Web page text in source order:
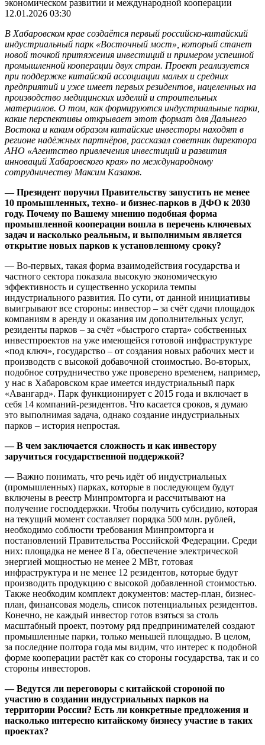
экономическом развитии и международной кооперации
12.01.2026 03:30
В Хабаровском крае создаётся первый российско-китайский
индустриальный парк «Восточный мост», который станет
новой точкой притяжения инвестиций и примером успешной
промышленной кооперации двух стран. Проект реализуется
при поддержке китайской ассоциации малых и средних
предприятий и уже имеет первых резидентов, нацеленных на
производство медицинских изделий и строительных
материалов. О том, как формируются индустриальные парки,
какие перспективы открывает этот формат для Дальнего
Востока и каким образом китайские инвесторы находят в
регионе надёжных партнёров, рассказал советник директора
АНО «Агентство привлечения инвестиций и развития
инноваций Хабаровского края» по международному
сотрудничеству Максим Казаков.
— Президент поручил Правительству запустить не менее
10 промышленных, техно- и бизнес-парков в ДФО к 2030
году. Почему по Вашему мнению подобная форма
промышленной кооперации вошла в перечень ключевых
задач и насколько реальным, и выполнимым является
открытие новых парков к установленному сроку?
— Во-первых, такая форма взаимодействия государства и
частного сектора показала высокую экономическую
эффективность и существенно ускорила темпы
индустриального развития. По сути, от данной инициативы
выигрывают все стороны: инвестор – за счёт сдачи площадок
компаниям в аренду и оказания им дополнительных услуг,
резиденты парков – за счёт «быстрого старта» собственных
инвестпроектов на уже имеющейся готовой инфраструктуре
«под ключ», государство – от создания новых рабочих мест и
производств с высокой добавочной стоимостью. Во-вторых,
подобное сотрудничество уже проверено временем, например,
у нас в Хабаровском крае имеется индустриальный парк
«Авангард». Парк функционирует с 2015 года и включает в
себя 14 компаний-резидентов. Что касается сроков, я думаю
это выполнимая задача, однако создание индустриальных
парков – история непростая.
— В чем заключается сложность и как инвестору
заручиться государственной поддержкой?
— Важно понимать, что речь идёт об индустриальных
(промышленных) парках, которые в последующем будут
включены в реестр Минпромторга и рассчитывают на
получение господдержки. Чтобы получить субсидию, которая
на текущий момент составляет порядка 500 млн. рублей,
необходимо соблюсти требования Минпромторга и
постановлений Правительства Российской Федерации. Среди
них: площадка не менее 8 Га, обеспечение электрической
энергией мощностью не менее 2 МВт, готовая
инфраструктура и не менее 12 резидентов, которые будут
производить продукцию с высокой добавленной стоимостью.
Также необходим комплект документов: мастер-план, бизнес-
план, финансовая модель, список потенциальных резидентов.
Конечно, не каждый инвестор готов взяться за столь
масштабный проект, поэтому ряд предпринимателей создают
промышленные парки, только меньшей площадью. В целом,
за последние полтора года мы видим, что интерес к подобной
форме кооперации растёт как со стороны государства, так и со
стороны инвесторов.
— Ведутся ли переговоры с китайской стороной по
участию в создании индустриальных парков на
территории России? Есть ли конкретные предложения и
насколько интересно китайскому бизнесу участие в таких
проектах?